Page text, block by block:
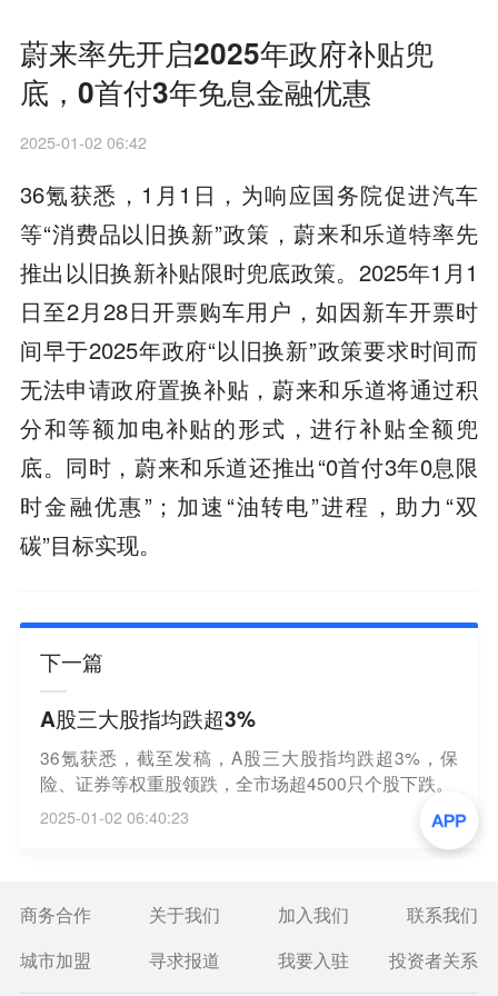
蔚来率先开启2025年政府补贴兜
底，0首付3年免息金融优惠
2025-01-02 06:42
36氪获悉，1月1日，为响应国务院促进汽车
等“消费品以旧换新”政策，蔚来和乐道特率先
推出以旧换新补贴限时兜底政策。2025年1月1
日至2月28日开票购车用户，如因新车开票时
间早于2025年政府“以旧换新”政策要求时间而
无法申请政府置换补贴，蔚来和乐道将通过积
分和等额加电补贴的形式，进行补贴全额兜
底。同时，蔚来和乐道还推出“0首付3年0息限
时金融优惠”；加速“油转电”进程，助力“双
碳”目标实现。
下一篇
A股三大股指均跌超3%
36氪获悉，截至发稿，A股三大股指均跌超3%，保
险、证券等权重股领跌，全市场超4500只个股下跌。
2025-01-02 06:40:23
商务合作 关于我们 加入我们
联系我们
城市加盟
寻求报道 我要入驻 投资者关系